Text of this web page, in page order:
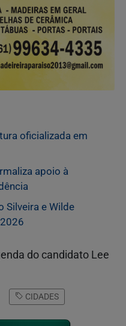
oficializada em
apoio à
Silveira e Wilde
do candidato Lee
CIDADES